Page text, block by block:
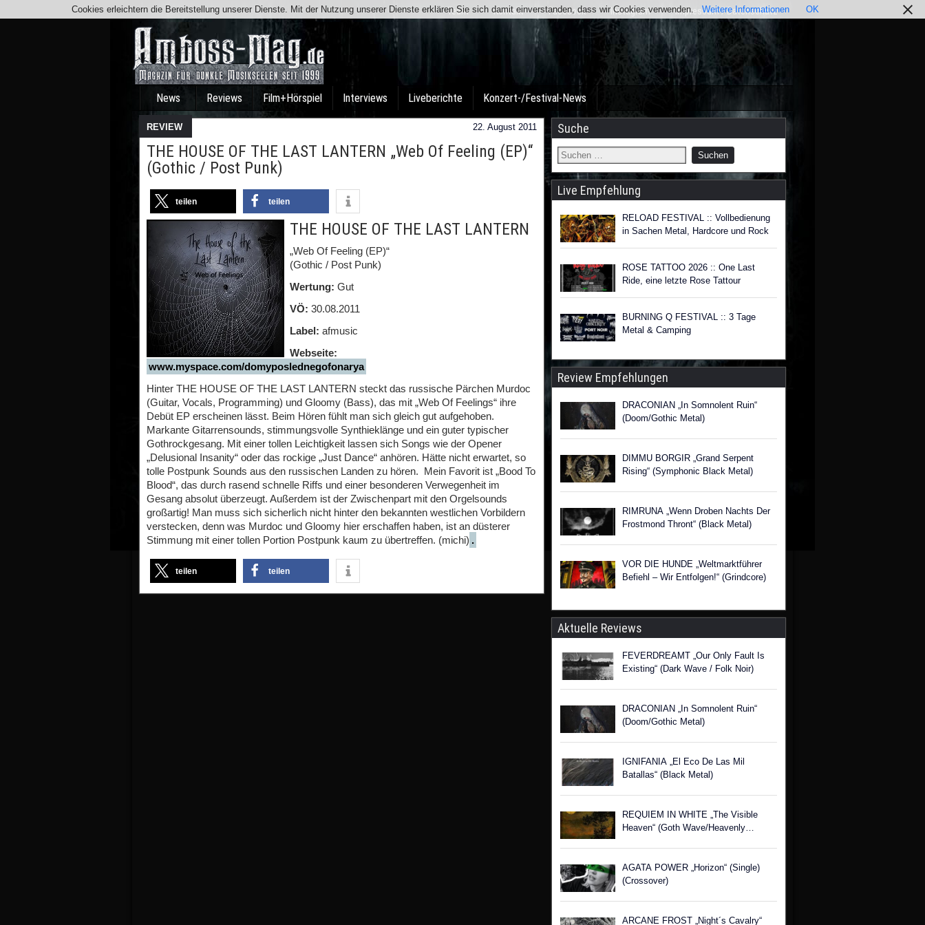
Team Kontakt Facebook Instagram Impressum / Datenschutz
News Reviews Film+Hörspiel Interviews Liveberichte Konzert-/Festival-News
REVIEW 22. August 2011
THE HOUSE OF THE LAST LANTERN „Web Of Feeling (EP)“
(Gothic / Post Punk)
teilen teilen
THE HOUSE OF THE LAST LANTERN
„Web Of Feeling (EP)“
(Gothic / Post Punk)
Wertung: Gut
VÖ: 30.08.2011
Label: afmusic
Webseite:
www.myspace.com/domyposlednegofonarya
Hinter THE HOUSE OF THE LAST LANTERN steckt das russische Pärchen Murdoc
(Guitar, Vocals, Programming) und Gloomy (Bass), das mit „Web Of Feelings“ ihre
Debüt EP erscheinen lässt. Beim Hören fühlt man sich gleich gut aufgehoben.
Markante Gitarrensounds, stimmungsvolle Synthieklänge und ein guter typischer
Gothrockgesang. Mit einer tollen Leichtigkeit lassen sich Songs wie der Opener
„Delusional Insanity“ oder das rockige „Just Dance“ anhören. Hätte nicht erwartet, so
tolle Postpunk Sounds aus den russischen Landen zu hören. Mein Favorit ist „Bood To
Blood“, das durch rasend schnelle Riffs und einer besonderen Verwegenheit im
Gesang absolut überzeugt. Außerdem ist der Zwischenpart mit den Orgelsounds
großartig! Man muss sich sicherlich nicht hinter den bekannten westlichen Vorbildern
verstecken, denn was Murdoc und Gloomy hier erschaffen haben, ist an düsterer
Stimmung mit einer tollen Portion Postpunk kaum zu übertreffen. (michi) .
teilen teilen
Suche
Live Empfehlung
RELOAD FESTIVAL :: Vollbedienung
in Sachen Metal, Hardcore und Rock
ROSE TATTOO 2026 :: One Last
Ride, eine letzte Rose Tattour
BURNING Q FESTIVAL :: 3 Tage
Metal & Camping
Review Empfehlungen
DRACONIAN „In Somnolent Ruin“
(Doom/Gothic Metal)
DIMMU BORGIR „Grand Serpent
Rising“ (Symphonic Black Metal)
RIMRUNA „Wenn Droben Nachts Der
Frostmond Thront“ (Black Metal)
VOR DIE HUNDE „Weltmarktführer
Befiehl – Wir Entfolgen!“ (Grindcore)
Aktuelle Reviews
FEVERDREAMT „Our Only Fault Is
Existing“ (Dark Wave / Folk Noir)
DRACONIAN „In Somnolent Ruin“
(Doom/Gothic Metal)
IGNIFANIA „El Eco De Las Mil
Batallas“ (Black Metal)
REQUIEM IN WHITE „The Visible
Heaven“ (Goth Wave/Heavenly
AGATA POWER „Horizon“ (Single)
(Crossover)
ARCANE FROST „Night´s Cavalry“
Cookies erleichtern die Bereitstellung unserer Dienste. Mit der Nutzung unserer Dienste erklären Sie sich damit einverstanden, dass wir Cookies verwenden. Weitere Informationen OK